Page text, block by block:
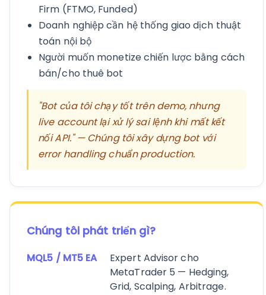
Firm (FTMO, Funded)
Doanh nghiệp cần hệ thống giao dịch thuật
toán nội bộ
Người muốn monetize chiến lược bằng cách
bán/cho thuê bot
"Bot của tôi chạy tốt trên demo, nhưng
live account lại xử lý sai lệnh khi mất kết
nối API." — Chúng tôi xây dựng bot với
error handling chuẩn production.
Chúng tôi phát triển gì?
MQL5 / MT5 EA
Expert Advisor cho
MetaTrader 5 — Hedging,
Grid, Scalping, Arbitrage.